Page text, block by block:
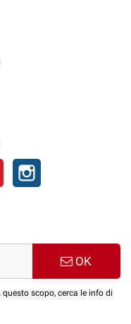
Pinterest
OK
scopo, cerca le info di